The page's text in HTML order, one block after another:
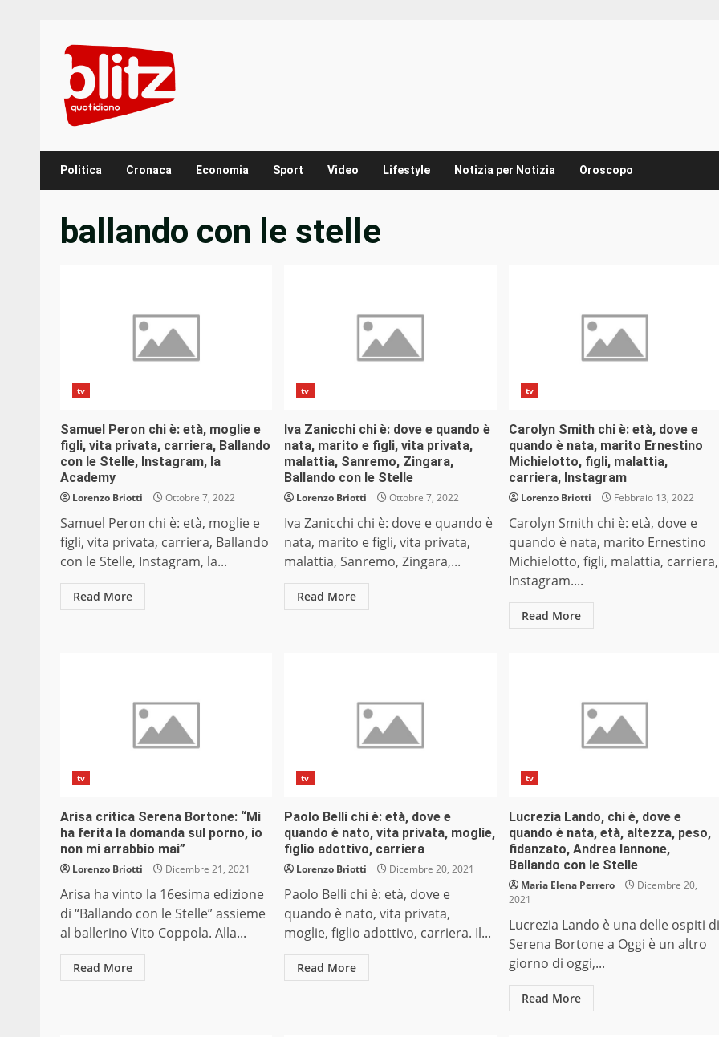
content
Politica Cronaca Economia Sport Video Lifestyle Notizia per Notizia Oroscopo
ballando con le stelle
tv
Samuel Peron chi è: età, moglie e
figli, vita privata, carriera, Ballando
con le Stelle, Instagram, la
Academy
Lorenzo Briotti Ottobre 7, 2022
Samuel Peron chi è: età, moglie e
figli, vita privata, carriera, Ballando
con le Stelle, Instagram, la...
Read More
tv
Iva Zanicchi chi è: dove e quando è
nata, marito e figli, vita privata,
malattia, Sanremo, Zingara,
Ballando con le Stelle
Lorenzo Briotti Ottobre 7, 2022
Iva Zanicchi chi è: dove e quando è
nata, marito e figli, vita privata,
malattia, Sanremo, Zingara,...
Read More
tv
Carolyn Smith chi è: età, dove e
quando è nata, marito Ernestino
Michielotto, figli, malattia,
carriera, Instagram
Lorenzo Briotti Febbraio 13, 2022
Carolyn Smith chi è: età, dove e
quando è nata, marito Ernestino
Michielotto, figli, malattia, carriera,
Instagram....
Read More
tv
Arisa critica Serena Bortone: “Mi
ha ferita la domanda sul porno, io
non mi arrabbio mai”
Lorenzo Briotti Dicembre 21, 2021
Arisa ha vinto la 16esima edizione
di “Ballando con le Stelle” assieme
al ballerino Vito Coppola. Alla...
Read More
tv
Paolo Belli chi è: età, dove e
quando è nato, vita privata, moglie,
figlio adottivo, carriera
Lorenzo Briotti Dicembre 20, 2021
Paolo Belli chi è: età, dove e
quando è nato, vita privata,
moglie, figlio adottivo, carriera. Il...
Read More
tv
Lucrezia Lando, chi è, dove e
quando è nata, età, altezza, peso,
fidanzato, Andrea Iannone,
Ballando con le Stelle
Maria Elena Perrero
Dicembre 20,
2021
Lucrezia Lando è una delle ospiti di
Serena Bortone a Oggi è un altro
giorno di oggi,...
Read More